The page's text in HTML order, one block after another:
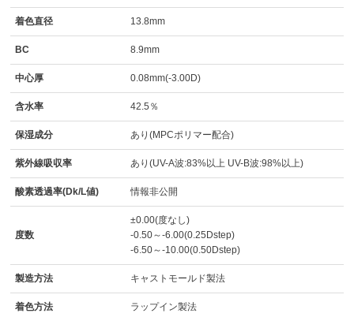
着色直径 13.8mm
BC 8.9mm
中心厚 0.08mm(-3.00D)
含水率 42.5％
保湿成分 あり(MPCポリマー配合)
紫外線吸収率 あり(UV-A波:83%以上 UV-B波:98%以上)
酸素透過率(Dk/L値) 情報非公開
度数
±0.00(度なし)
-0.50～-6.00(0.25Dstep)
-6.50～-10.00(0.50Dstep)
製造方法 キャストモールド製法
着色方法 ラップイン製法